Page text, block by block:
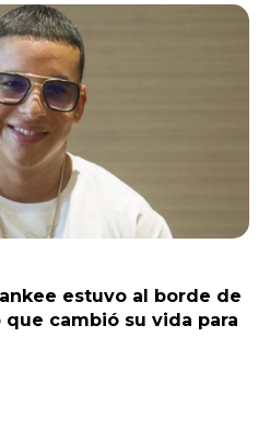
estuvo al borde de
que cambió su vida para